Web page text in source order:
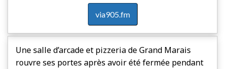
via905.fm
Une salle d’arcade et pizzeria de Grand Marais
rouvre ses portes après avoir été fermée pendant